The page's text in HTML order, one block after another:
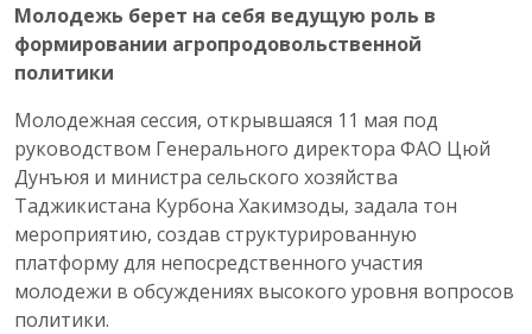
Молодежь берет на себя ведущую роль в
формировании агропродовольственной
политики
Молодежная сессия, открывшаяся 11 мая под
руководством Генерального директора ФАО Цюй
Дунъюя и министра сельского хозяйства
Таджикистана Курбона Хакимзоды, задала тон
мероприятию, создав структурированную
платформу для непосредственного участия
молодежи в обсуждениях высокого уровня вопросов
политики.